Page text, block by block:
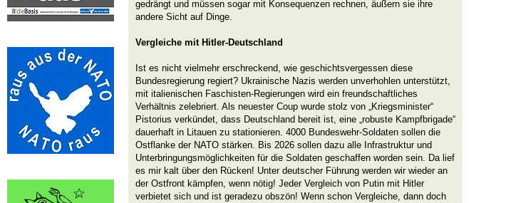
gedrängt und müssen sogar mit Konsequenzen rechnen, äußern sie ihre
andere Sicht auf Dinge.
Vergleiche mit Hitler-Deutschland
Ist es nicht vielmehr erschreckend, wie geschichtsvergessen diese
Bundesregierung regiert? Ukrainische Nazis werden unverhohlen unterstützt,
mit italienischen Faschisten-Regierungen wird ein freundschaftliches
Verhältnis zelebriert. Als neuester Coup wurde stolz von „Kriegsminister“
Pistorius verkündet, dass Deutschland bereit ist, eine „robuste Kampfbrigade“
dauerhaft in Litauen zu stationieren. 4000 Bundeswehr-Soldaten sollen die
Ostflanke der NATO stärken. Bis 2026 sollen dazu alle Infrastruktur und
Unterbringungsmöglichkeiten für die Soldaten geschaffen worden sein. Da lief
es mir kalt über den Rücken! Unter deutscher Führung werden wir wieder an
der Ostfront kämpfen, wenn nötig! Jeder Vergleich von Putin mit Hitler
verbietet sich und ist geradezu obszön! Wenn schon Vergleiche, dann doch